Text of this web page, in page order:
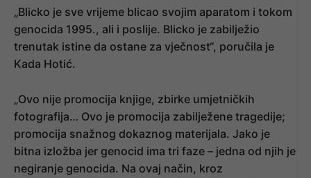
„Blicko je sve vrijeme blicao svojim aparatom i tokom
genocida 1995., ali i poslije. Blicko je zabilježio
trenutak istine da ostane za vječnost“, poručila je
Kada Hotić.
„Ovo nije promocija knjige, zbirke umjetničkih
fotografija… Ovo je promocija zabilježene tragedije;
promocija snažnog dokaznog materijala. Jako je
bitna izložba jer genocid ima tri faze – jedna od njih je
negiranje genocida. Na ovaj način, kroz